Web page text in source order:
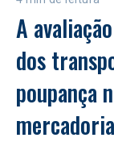
A
dos
poupança